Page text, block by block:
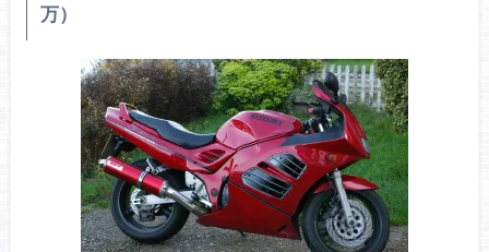
万）